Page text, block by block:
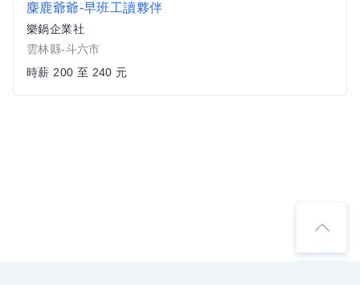
麋鹿爺爺-早班工讀夥伴
樂鍋企業社
雲林縣-斗六市
時薪 200 至 240 元